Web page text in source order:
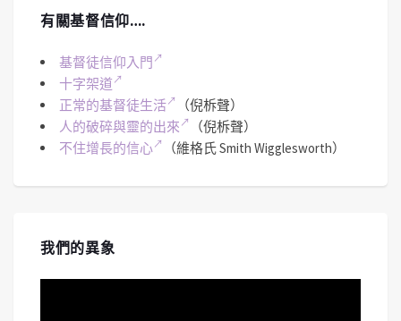
有關基督信仰….
基督徒信仰入門
十字架道
正常的基督徒生活
（倪柝聲）
人的破碎與靈的出來
（倪柝聲）
不住增長的信心
（維格氏 Smith Wigglesworth）
我們的異象